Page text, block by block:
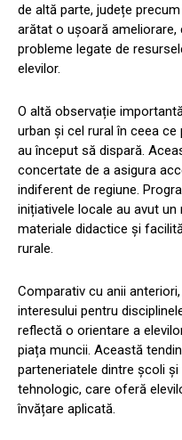
de altă parte, județe
arătat o ușoară
probleme legate de
elevilor.
O altă observație
urban și cel rural în ceea
au început să dispară.
concertate de a asigura
indiferent de regiune.
inițiativele locale au avut
materiale didactice și
rurale.
Comparativ cu anii
interesului pentru
reflectă o orientare a
piața muncii. Această
parteneriatele dintre școli
tehnologic, care oferă
învățare aplicată.